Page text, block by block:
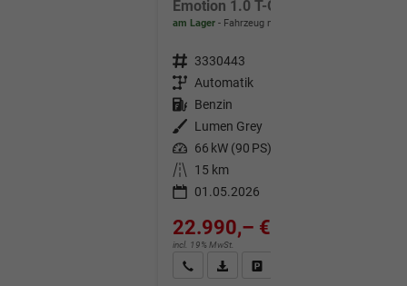
am Lager Fahrzeug mit Tageszulassung
Fahrzeugnr. 3330443
Getriebe Automatik
Kraftstoff Benzin
Außenfarbe
Lumen Grey
Leistung 66 kW (90 PS)
Kilometerstand
15 km
01.05.2026
22.990,– €
incl. 19% MwSt.
Wir rufen Sie anFahrzeugexposé (PDF)